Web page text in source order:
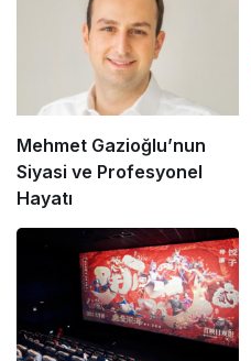
Mehmet Gazioğlu’nun
Siyasi ve Profesyonel
Hayatı